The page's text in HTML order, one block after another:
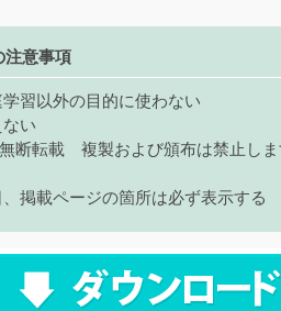
注意事項
習以外の目的に使わない
い
断転載 複製および頒布は禁止しま
掲載ページの箇所は必ず表示する